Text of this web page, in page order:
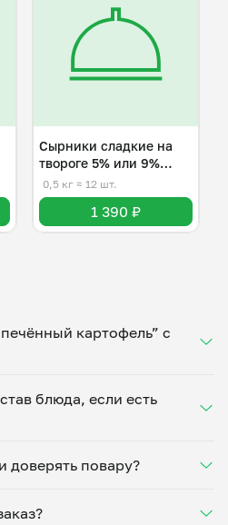
Сырники сладкие на
твороге 5% или 9%
жирности
0,5 кг ≈ 12 шт.
1 390 ₽
картофель” с
— и получите свежее
порции прямо с плиты.
в личном
связаться напрямую в
на завтра.
блюда, если есть
специи, снизит
оформлении или напишите
доверять повару?
г.Москва. Каждый повар